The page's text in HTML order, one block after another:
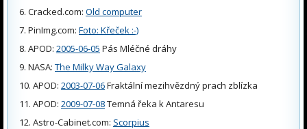
Cracked.com: Old computer
PinImg.com: Foto: Křeček :-)
APOD: 2005-06-05 Pás Mléčné dráhy
NASA: The Milky Way Galaxy
APOD: 2003-07-06Fraktální mezihvězdný prach zblízka
APOD: 2009-07-08Temná řeka k Antaresu
Astro-Cabinet.com: Scorpius